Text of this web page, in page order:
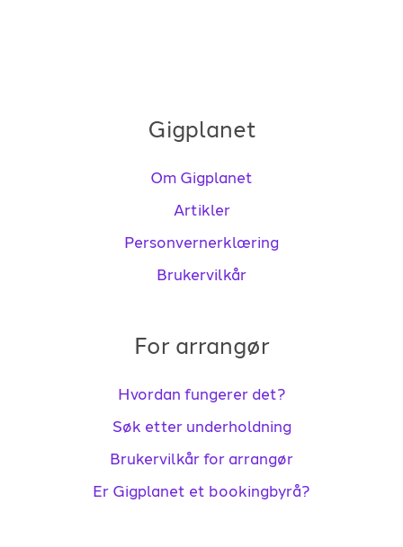
Gigplanet
Om Gigplanet
Artikler
Personvernerklæring
Brukervilkår
For arrangør
Hvordan fungerer det?
Søk etter underholdning
Brukervilkår for arrangør
Er Gigplanet et bookingbyrå?